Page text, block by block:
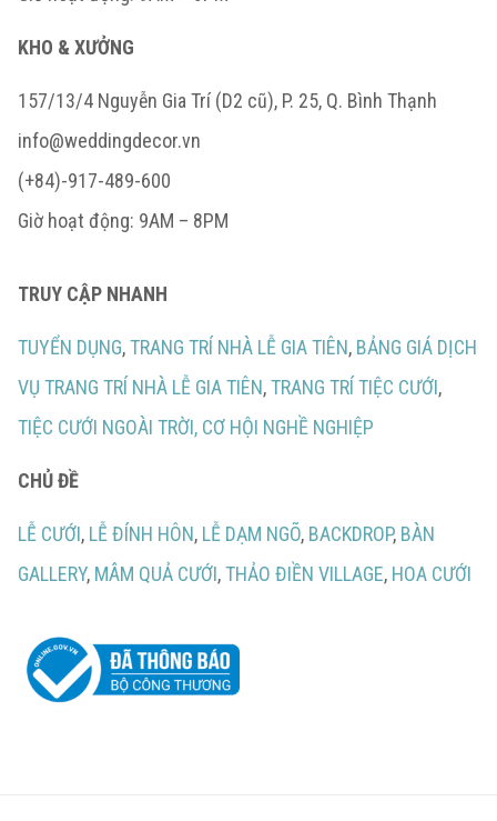
KHO & XƯỞNG
157/13/4 Nguyễn Gia Trí (D2 cũ), P. 25, Q. Bình Thạnh
info@weddingdecor.vn
(+84)-917-489-600
Giờ hoạt động: 9AM – 8PM
TRUY CẬP NHANH
TUYỂN DỤNG,TRANG TRÍ NHÀ LỄ GIA TIÊN, BẢNG GIÁ DỊCH
VỤ TRANG TRÍ NHÀ LỄ GIA TIÊN,TRANG TRÍ TIỆC CƯỚI,
TIỆC CƯỚI NGOÀI TRỜI, CƠ HỘI NGHỀ NGHIỆP
CHỦ ĐỀ
LỄ CƯỚI, LỄ ĐÍNH HÔN, LỄ DẠM NGÕ, BACKDROP, BÀN
GALLERY, MÂM QUẢ CƯỚI,THẢO ĐIỀN VILLAGE, HOA CƯỚI